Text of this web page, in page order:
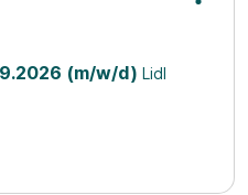
(m/w/d) Lidl